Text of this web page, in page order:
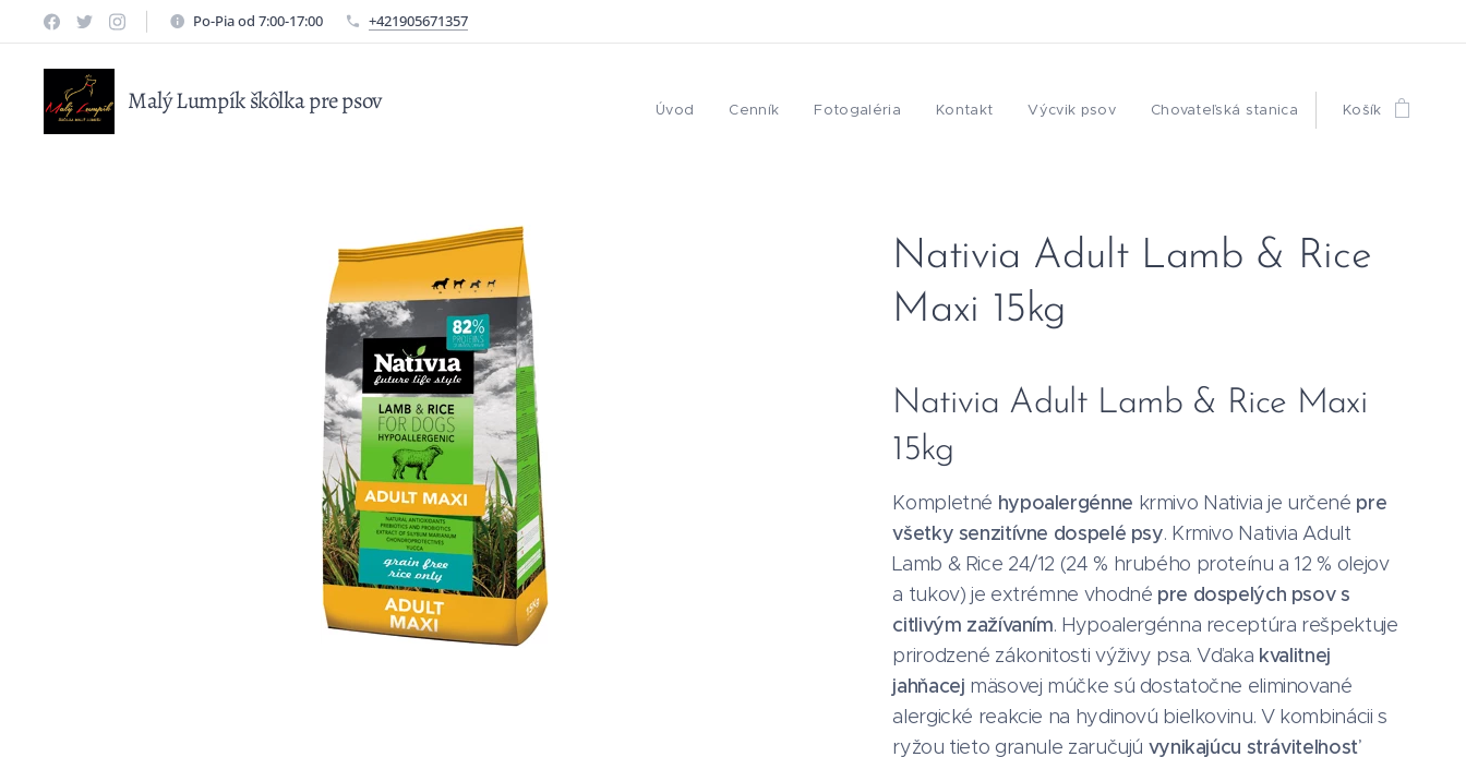
Po-Pia od 7:00-17:00 +421905671357
Malý Lumpík škôlka pre psov Úvod Cenník Fotogaléria Kontakt Výcvik psov Chovateľská stanica Košík
Nativia Adult Lamb & Rice
Maxi 15kg
Nativia Adult Lamb & Rice Maxi
15kg
Kompletné hypoalergénne krmivo Nativia je určené pre
všetky senzitívne dospelé psy. Krmivo Nativia Adult
Lamb & Rice 24/12 (24 % hrubého proteínu a 12 % olejov
a tukov) je extrémne vhodné pre dospelých psov s
citlivým zažívaním. Hypoalergénna receptúra rešpektuje
prirodzené zákonitosti výživy psa. Vďaka kvalitnej
jahňacej mäsovej múčke sú dostatočne eliminované
alergické reakcie na hydinovú bielkovinu. V kombinácii s
ryžou tieto granule zaručujú vynikajúcu stráviteľnosť